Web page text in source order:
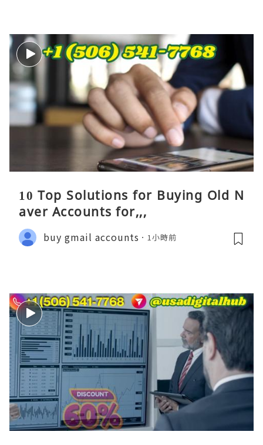
10 Top Solutions for Buying Old N
aver Accounts for,,,
buy gmail accounts 1小時前